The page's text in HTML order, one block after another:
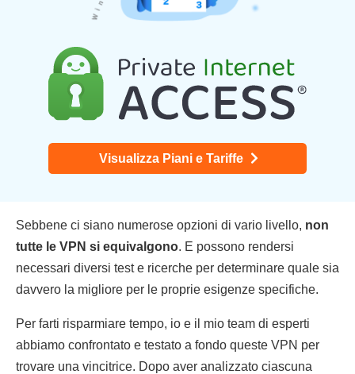
Visualizza Piani e Tariffe
Sebbene ci siano numerose opzioni di vario livello, non
tutte le VPN si equivalgono. E possono rendersi
necessari diversi test e ricerche per determinare quale sia
davvero la migliore per le proprie esigenze specifiche.
Per farti risparmiare tempo, io e il mio team di esperti
abbiamo confrontato e testato a fondo queste VPN per
trovare una vincitrice. Dopo aver analizzato ciascuna